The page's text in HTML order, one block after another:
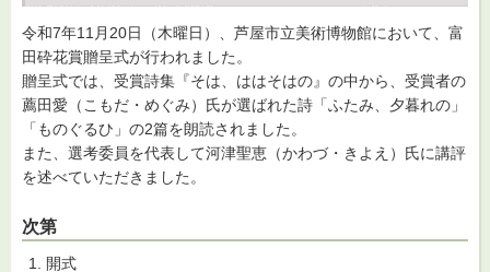
令和7年11月20日（木曜日）、芦屋市立美術博物館において、富
田砕花賞贈呈式が行われました。
贈呈式では、受賞詩集『そは、ははそはの』の中から、受賞者の
薦田愛（こもだ・めぐみ）氏が選ばれた詩「ふたみ、夕暮れの」
「ものぐるひ」の2篇を朗読されました。
また、選考委員を代表して河津聖恵（かわづ・きよえ）氏に講評
を述べていただきました。
次第
開式